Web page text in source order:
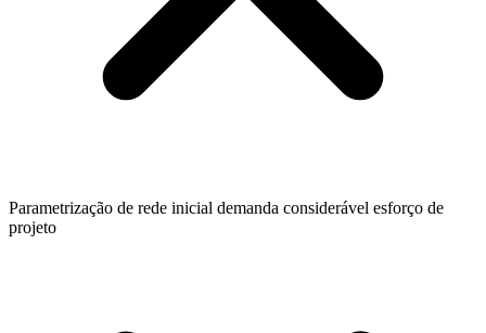
Parametrização de rede inicial demanda considerável esforço de
projeto